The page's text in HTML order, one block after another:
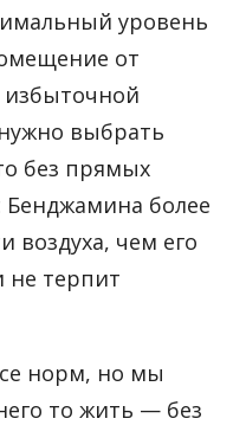
уровень
от
избыточной
выбрать
без прямых
Бенджамина более
воздуха, чем его
не терпит
норм, но мы
то жить — без